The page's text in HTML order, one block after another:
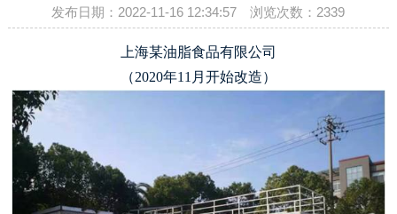
发布日期：2022-11-16 12:34:57 浏览次数： 2339
上海某油脂食品有限公司
（2020年11月开始改造）